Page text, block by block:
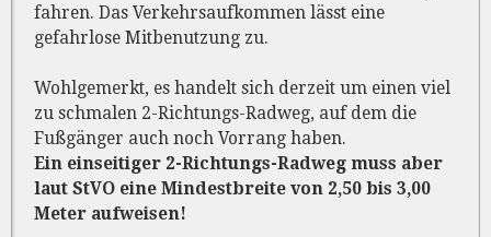
fahren. Das Verkehrsaufkommen lässt eine
gefahrlose Mitbenutzung zu.
Wohlgemerkt, es handelt sich derzeit um einen viel
zu schmalen 2-Richtungs-Radweg, auf dem die
Fußgänger auch noch Vorrang haben.
Ein einseitiger 2-Richtungs-Radweg muss aber
laut StVO eine Mindestbreite von 2,50 bis 3,00
Meter aufweisen!